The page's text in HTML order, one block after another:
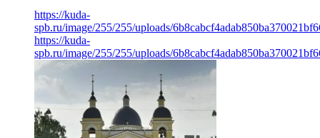
https://kuda-
spb.ru/image/255/255/uploads/
https://kuda-
spb.ru/image/255/255/uploads/